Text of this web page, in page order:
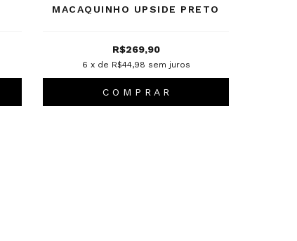
MACAQUINHO UPSIDE PRETO
R$269,90
6 x de R$44,98 sem juros
C O M P R A R